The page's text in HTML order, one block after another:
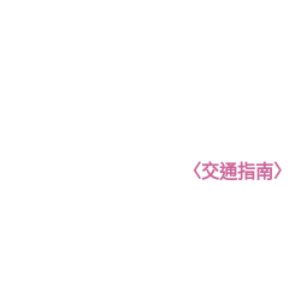
〈交通指南〉